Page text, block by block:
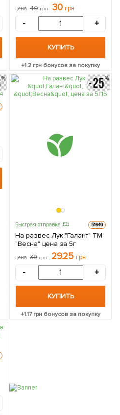
цена 40грн 30 грн
- +
КУПИТЬ
+1.2 грн бонусов за покупку
Быстрая отправка 51649
На развес Лук "Галант" ТМ
"Весна" цена за 5г
цена 39грн 29.25 грн
- +
КУПИТЬ
+1.17грн бонусов за покупку